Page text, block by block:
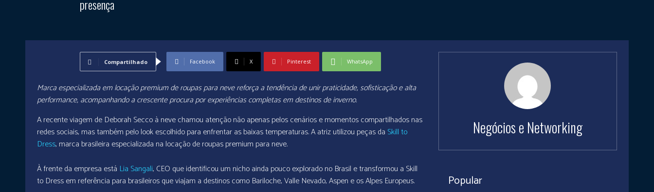
presença
Compartilhado Facebook X Pinterest WhatsApp
Marca especializada em locação premium de roupas para neve reforça a tendência de unir praticidade, sofisticação e alta
performance, acompanhando a crescente procura por experiências completas em destinos de inverno.
A recente viagem de Deborah Secco à neve chamou atenção não apenas pelos cenários e momentos compartilhados nas
redes sociais, mas também pelo look escolhido para enfrentar as baixas temperaturas. A atriz utilizou peças da Skill to
Dress, marca brasileira especializada na locação de roupas premium para neve.
À frente da empresa está Lia Sangali, CEO que identificou um nicho ainda pouco explorado no Brasil e transformou a Skill
to Dress em referência para brasileiros que viajam a destinos como Bariloche, Valle Nevado, Aspen e os Alpes Europeus.
Negócios e Networking
Popular